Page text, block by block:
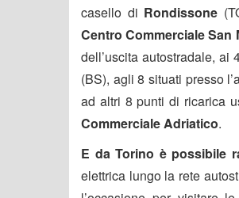
casello di Rondissone
Centro Commerciale San
dell’uscita autostradale, ai
(BS), agli 8 situati presso
ad altri 8 punti di ricarica
Commerciale Adriatico.
E da Torino è possibile
elettrica lungo la rete